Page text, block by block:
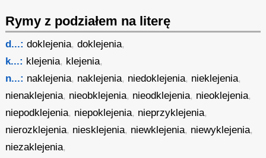
Rymy z podziałem na literę
d...: doklejenia,doklejenia,
k...: klejenia, klejenia,
n...: naklejenia, naklejenia, niedoklejenia, nieklejenia,
nienaklejenia, nieobklejenia, nieodklejenia, nieoklejenia,
niepodklejenia, niepoklejenia, nieprzyklejenia,
nierozklejenia, niesklejenia, niewklejenia, niewyklejenia,
niezaklejenia,